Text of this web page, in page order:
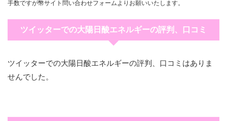
手数ですが幣サイト問い合わせフォームよりお願いいたします。
ツイッターでの大陽日酸エネルギーの評判、口コミ
ツイッターでの大陽日酸エネルギーの評判、口コミはありま
せんでした。